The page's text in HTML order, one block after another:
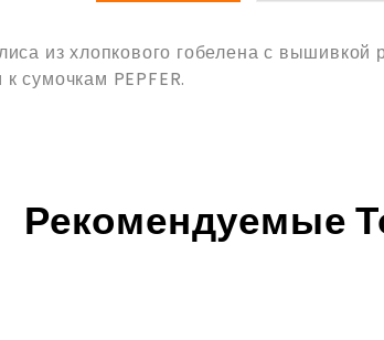
из хлопкового гобелена с вышивкой
сумочкам PEPFER.
Рекомендуемые